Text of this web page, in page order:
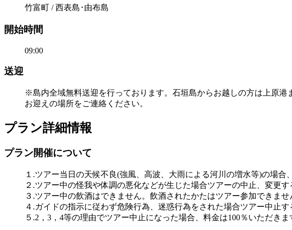
竹富町 / 西表島･由布島
開始時間
09:00
送迎
※島内全域無料送迎を行っております。石垣島からお越しの方は上原港
お迎えの場所をご連絡ください。
プラン詳細情報
プラン開催について
１.ツアー当日の天候不良(強風、高波、大雨による河川の増水等)の場合
２.ツアー中の怪我や体調の悪化などが生じた場合ツアーの中止、変更す
３.ツアー中の飲酒はできません。飲酒されたかたはツアー参加できませ
４.ガイドの指示に従わず危険行為、迷惑行為をされた場合ツアー中止す
５.2，3，4等の理由でツアー中止になった場合、料金は100％いただきま